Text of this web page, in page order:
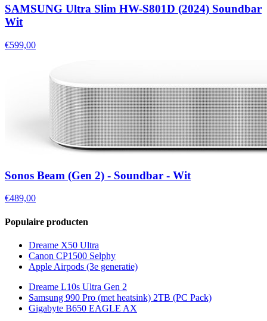
SAMSUNG Ultra Slim HW-S801D (2024) Soundbar
Wit
€599,00
Sonos Beam (Gen 2) - Soundbar - Wit
€489,00
Populaire producten
Dreame X50 Ultra
Canon CP1500 Selphy
Apple Airpods (3e generatie)
Dreame L10s Ultra Gen 2
Samsung 990 Pro (met heatsink) 2TB (PC Pack)
Gigabyte B650 EAGLE AX